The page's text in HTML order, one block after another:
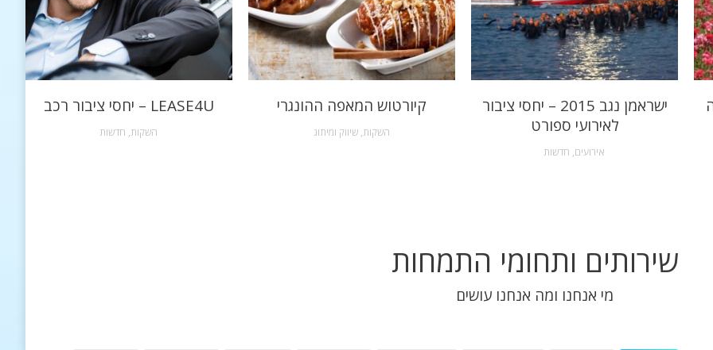
LEASE4U – יחסי ציבור רכב
השקות, חדשות
קיורטוש המאפה ההונגרי
השקות,שיווק ומיתוג
ישראמן נגב 2015 – יחסי ציבור
לאירועי ספורט
אירועים, חדשות
שירותים ותחומי התמחות
מי אנחנו ומה אנחנו עושים